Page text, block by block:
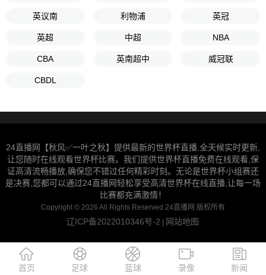
英议南 利物浦 英冠
英超 中超 NBA
CBA 英南超中 威冠联
CBDL
24直播网【秋风✅一叶之秋】提供最新的世界杯直播,全天候实时更新,
让您随时在线观看世界杯比赛。我们提供世界杯直播免费在线观看,保
证高清流畅播放,确保您不错过任何精彩时刻。无论是世界杯小组赛还
是决赛,您都可以通过24直播网轻松享受高清世界杯在线直播,让每一场
比赛都充满激情！
Copyright © 2026 All Rights Reserved 24直播网 版权所有
辽ICP备2022010346号-2 | 网站地图
首页 足球 蓝球 录像 新闻